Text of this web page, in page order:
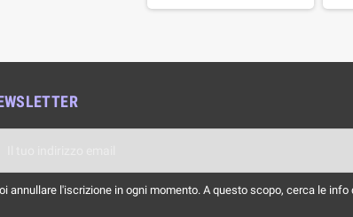
annullare l'iscrizione in ogni momento. A questo scopo, cerca le